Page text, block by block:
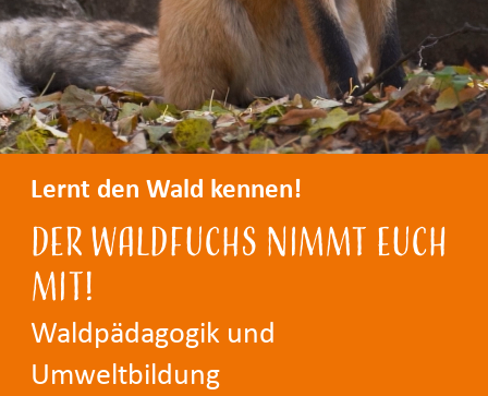
Lernt den Wald kennen!
Der Waldfuchs nimmt euch
mit!
Waldpädagogik und
Umweltbildung